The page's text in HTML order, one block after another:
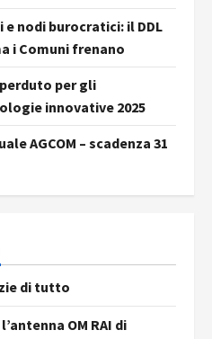
e nodi burocratici: il DDL
i Comuni frenano
per gli
innovative 2025
AGCOM – scadenza 31
di tutto
OM RAI di